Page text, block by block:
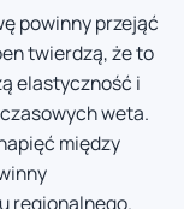
powinny przejąć
twierdzą, że to
elastyczność i
weta.
między
regionalnego.